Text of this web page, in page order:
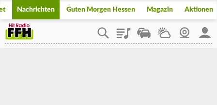
Nachrichten Guten Morgen Hessen Magazin Aktionen
PlaylistStaupilotWetterWebcam